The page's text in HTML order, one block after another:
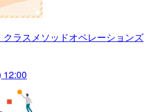
クラスメソッドオペレーションズ
12:00